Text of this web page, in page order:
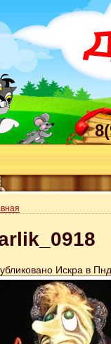
Искра в